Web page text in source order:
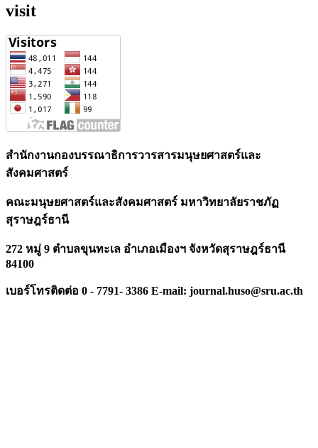
visit
สำนักงานกองบรรณาธิการวารสารมนุษยศาสตร์และ
สังคมศาสตร์
คณะมนุษยศาสตร์และสังคมศาสตร์ มหาวิทยาลัยราชภัฏ
สุราษฎร์ธานี
272 หมู่ 9 ตำบลขุนทะเล อำเภอเมืองฯ จังหวัดสุราษฎร์ธานี
84100
เบอร์โทรติดต่อ 0 - 7791- 3386 E-mail: journal.huso@sru.ac.th